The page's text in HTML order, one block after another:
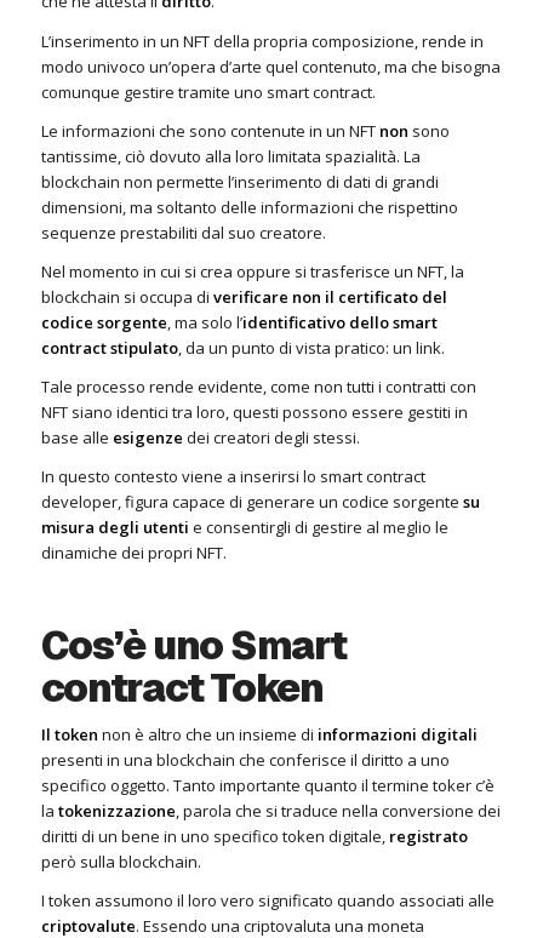
L’inserimento in un NFT della propria composizione, rende in
modo univoco un’opera d’arte quel contenuto, ma che bisogna
comunque gestire tramite uno smart contract.
Le informazioni che sono contenute in un NFT non sono
tantissime, ciò dovuto alla loro limitata spazialità. La
blockchain non permette l’inserimento di dati di grandi
dimensioni, ma soltanto delle informazioni che rispettino
sequenze prestabiliti dal suo creatore.
Nel momento in cui si crea oppure si trasferisce un NFT, la
blockchain si occupa di verificare non il certificato del
codice sorgente, ma solo l’identificativo dello smart
contract stipulato, da un punto di vista pratico: un link.
Tale processo rende evidente, come non tutti i contratti con
NFT siano identici tra loro, questi possono essere gestiti in
base alle esigenze dei creatori degli stessi.
In questo contesto viene a inserirsi lo smart contract
developer, figura capace di generare un codice sorgente su
misura degli utenti e consentirgli di gestire al meglio le
dinamiche dei propri NFT.
Cos’è uno Smart
contract Token
Il token non è altro che un insieme di informazioni digitali
presenti in una blockchain che conferisce il diritto a uno
specifico oggetto. Tanto importante quanto il termine toker c’è
la tokenizzazione, parola che si traduce nella conversione dei
diritti di un bene in uno specifico token digitale, registrato
però sulla blockchain.
I token assumono il loro vero significato quando associati alle
criptovalute. Essendo una criptovaluta una moneta